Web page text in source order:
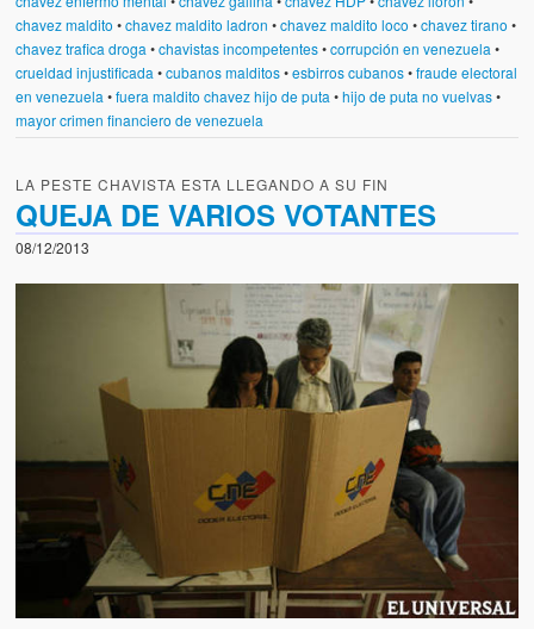
chavez maldito •chavez maldito ladron •chavez maldito loco •chavez tirano •
chavez trafica droga •chavistas incompetentes•corrupción en venezuela •
crueldad injustificada •cubanos malditos•esbirros cubanos•fraude electoral
en venezuela •fuera maldito chavez hijo de puta •hijo de puta no vuelvas•
mayor crimen financiero de venezuela
LA PESTE CHAVISTA ESTA LLEGANDO A SU FIN
QUEJA DE VARIOS VOTANTES
08/12/2013